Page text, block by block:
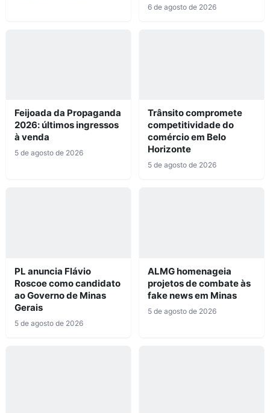
6 de agosto de 2026
Feijoada da Propaganda
2026: últimos ingressos
à venda
5 de agosto de 2026
Trânsito compromete
competitividade do
comércio em Belo
Horizonte
5 de agosto de 2026
PL anuncia Flávio
Roscoe como candidato
ao Governo de Minas
Gerais
5 de agosto de 2026
ALMG homenageia
projetos de combate às
fake news em Minas
5 de agosto de 2026